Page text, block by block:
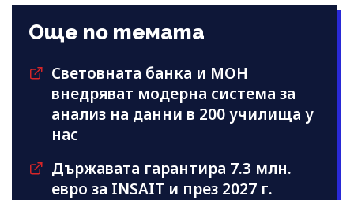
Още по темата
Световната банка и МОН
внедряват модерна система за
анализ на данни в 200 училища у
нас
Държавата гарантира 7.3 млн.
евро за INSAIT и през 2027 г.